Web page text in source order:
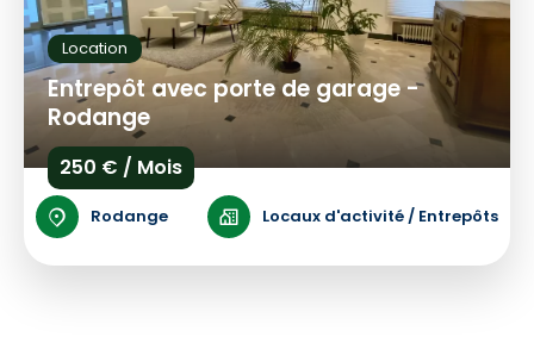
Location
Entrepôt avec porte de garage -
Rodange
250 € / Mois
Rodange Locaux d'activité / Entrepôts